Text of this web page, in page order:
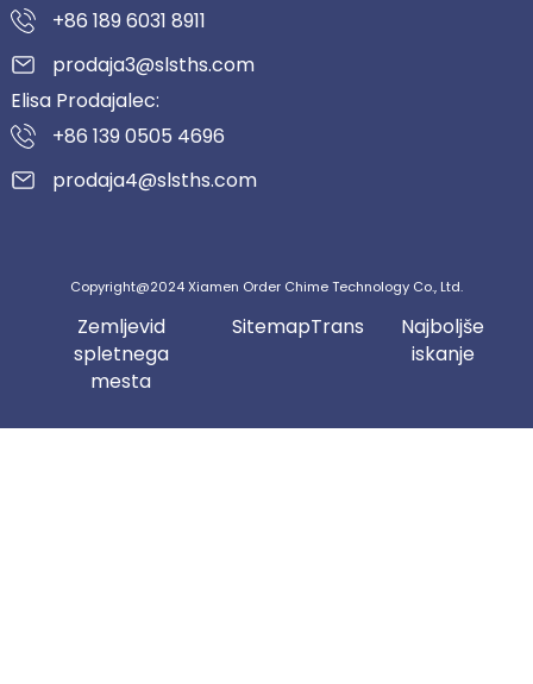
+86 189 6031 8911
prodaja3@slsths.com
Elisa Prodajalec:
+86 139 0505 4696
prodaja4@slsths.com
Copyright@2024 Xiamen Order Chime Technology Co., Ltd.
Zemljevid
spletnega
mesta
SitemapTrans
Najboljše
iskanje